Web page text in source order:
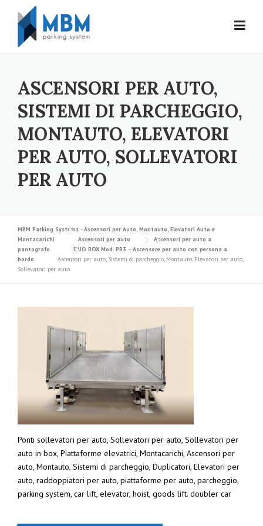
Skip to content
ASCENSORI PER AUTO,
SISTEMI DI PARCHEGGIO,
MONTAUTO, ELEVATORI
PER AUTO, SOLLEVATORI
PER AUTO
MBM Parking Systems - Ascensori per Auto, Montauto, Elevatori Auto e
Montacarichi
Ascensori per auto
Ascensori per auto a
pantografo
DUO BOX Mod. PB3 – Ascensore per auto con persona a
bordo
Ascensori per auto, Sistemi di parcheggio, Montauto, Elevatori per auto,
Sollevatori per auto
Ponti sollevatori per auto, Sollevatori per auto, Sollevatori per
auto in box, Piattaforme elevatrici, Montacarichi, Ascensori per
auto, Montauto, Sistemi di parcheggio, Duplicatori, Elevatori per
auto, raddoppiatori per auto, piattaforme per auto, parcheggio,
parking system, car lift, elevator, hoist, goods lift. doubler car